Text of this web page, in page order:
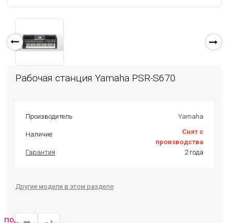
Рабочая станция Yamaha PSR-S670
Производитель Yamaha
Наличие
Снят с
производства
Гарантия
2 года
Другие модели в этом разделе
ПОДОБРАТЬ